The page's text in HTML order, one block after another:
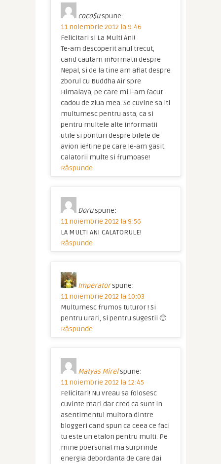
coco$u spune:
11 noiembrie 2012 la 9:46
Felicitari si La Multi Ani!
Te-am descoperit anul trecut,
cand cautam informatii despre
Nepal, si de la tine am aflat despre
zborul cu Buddha Air spre
Himalaya, pe care mi l-am facut
cadou de ziua mea. Se cuvine sa iti
multumesc pentru asta, ca si
pentru multele alte informatii
utile si ponturi despre bilete de
avion ieftine pe care le-am gasit.
Calatorii multe si frumoase!
Răspunde
Doru spune:
11 noiembrie 2012 la 9:56
LA MULTI ANI CALATORULE!
Răspunde
Imperator spune:
11 noiembrie 2012 la 10:03
Multumesc frumos tuturor ! Si
pentru urari, si pentru sugestii 🙂
Răspunde
Matyas Mirel spune:
11 noiembrie 2012 la 12:45
Felicitari! Nu vreau sa folosesc
cuvinte mari dar cred ca sunt in
asentimentul multora dintre
bloggeri cand spun ca ceea ce faci
tu este un etalon pentru multi. Pe
mine poersonal ma surprinde
energia debordanta de care dai